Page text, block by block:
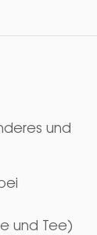
und
und Tee)